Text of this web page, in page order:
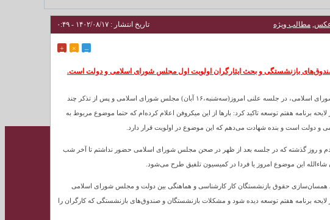
, مطالب ویژه تاریخ انتشار : ۱۴۰۲/۰۸/۱۷ - ۰:۴۹
–
×
+
بازنشستگی و بحث ایثارگران اولویت اول مجلس شورای اسلامی و دولت است.
به گزارش اقتصادنیوز به نقل از فارس، محمد باقر قالیباف، رئیس مجلس شورای اسلامی، در جلسه علنی امروز(سه‌شنبه،۱۶ آبان) مجلس شورای اسلامی و پس از تذکر چند
برنامه هفتم توسعه تاکید کرد: بارها از این میکروفن اعلام کرده‌ام که حتما موضوع مربوط به
و دولت است و بنده شهادت می‌دهم که این موضوع در اولویت قرار دارد.
و روز گذشته که در جلسه بعد از ظهر در صحن مجلس شورای اسلامی حضور نداشتم تا آخر شب
این موضوع امروز یا فردا در کمیسیون تلفیق طرح می‌شود.
همسان‌سازی حقوق بازنشستگان کار کارشناسی و هماهنگی بین دولت و مجلس شورای اسلامی
برنامه هفتم توسعه دیده شود و مشکلات بازنشستگان و صندوق‌های بازنشستگی که کارگران را